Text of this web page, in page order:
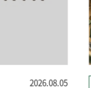
2026.08.05